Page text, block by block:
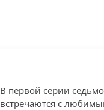
В первой серии
встречаются с